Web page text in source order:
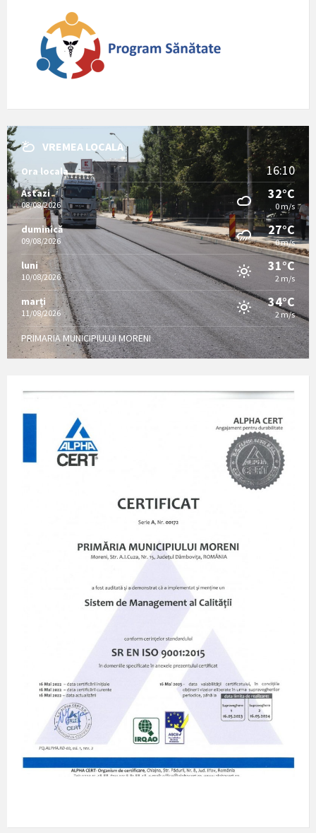
VREMEA LOCALA
Ora locala 16:10
Astazi
08/08/2026
32°C
0 m/s
duminică
09/08/2026
27°C
0 m/s
luni
10/08/2026
31°C
2 m/s
marți
11/08/2026
34°C
2 m/s
PRIMARIA MUNICIPIULUI MORENI